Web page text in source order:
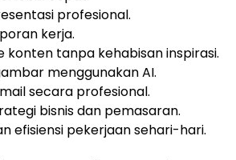
profesional.
kerja.
konten tanpa kehabisan inspirasi.
menggunakan AI.
secara profesional.
bisnis dan pemasaran.
efisiensi pekerjaan sehari-hari.